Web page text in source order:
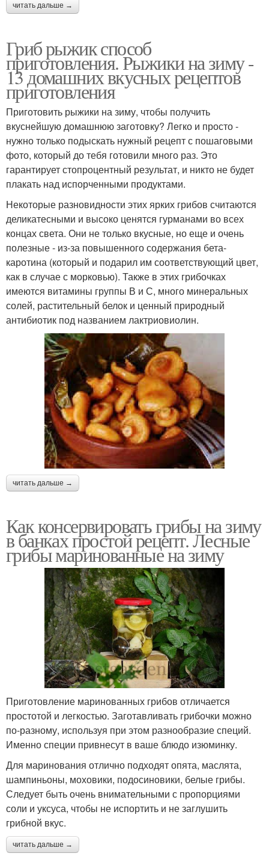
читать дальше →
Гриб рыжик способ
приготовления. Рыжики на зиму -
13 домашних вкусных рецептов
приготовления
Приготовить рыжики на зиму, чтобы получить
вкуснейшую домашнюю заготовку? Легко и просто -
нужно только подыскать нужный рецепт с пошаговыми
фото, который до тебя готовили много раз. Это
гарантирует стопроцентный результат, и никто не будет
плакать над испорченными продуктами.
Некоторые разновидности этих ярких грибов считаются
деликатесными и высоко ценятся гурманами во всех
концах света. Они не только вкусные, но еще и очень
полезные - из-за повышенного содержания бета-
каротина (который и подарил им соответствующий цвет,
как в случае с морковью). Также в этих грибочках
имеются витамины группы В и С, много минеральных
солей, растительный белок и ценный природный
антибиотик под названием лактриовиолин.
читать дальше →
Как консервировать грибы на зиму
в банках простой рецепт. Лесные
грибы маринованные на зиму
Приготовление маринованных грибов отличается
простотой и легкостью. Заготавливать грибочки можно
по-разному, используя при этом разнообразие специй.
Именно специи привнесут в ваше блюдо изюминку.
Для маринования отлично подходят опята, маслята,
шампиньоны, моховики, подосиновики, белые грибы.
Следует быть очень внимательными с пропорциями
соли и уксуса, чтобы не испортить и не заглушить
грибной вкус.
читать дальше →